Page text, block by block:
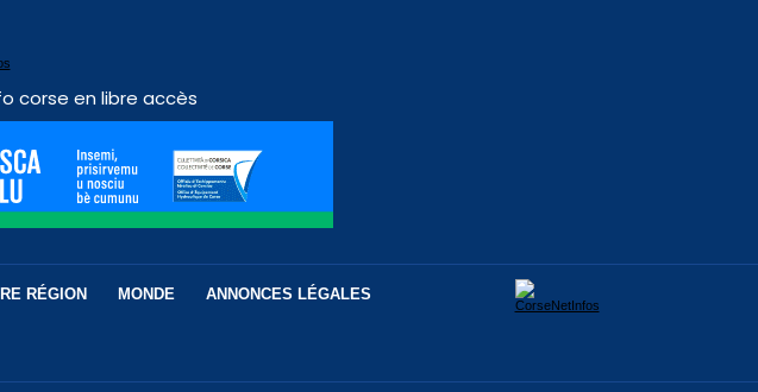
corse en libre accès
RÉGION MONDE ANNONCES LÉGALES